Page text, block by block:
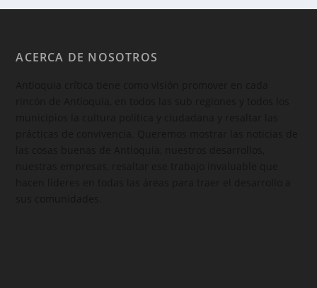
ACERCA DE NOSOTROS